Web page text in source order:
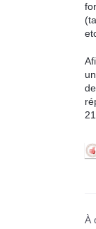
À